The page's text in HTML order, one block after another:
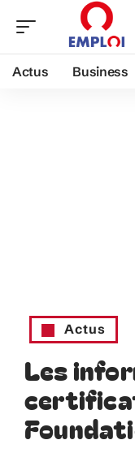
Actus Business
Actus
Les